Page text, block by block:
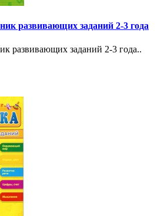
развивающих заданий 2-3 года
развивающих заданий 2-3 года..